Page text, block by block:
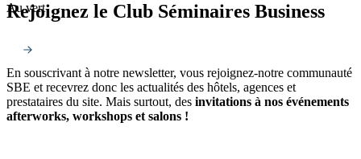
Au vert
Rejoignez le Club Séminaires Business
En souscrivant à notre newsletter, vous rejoignez-notre communauté
SBE et recevrez donc les actualités des hôtels, agences et
prestataires du site. Mais surtout, des invitations à nos événements
afterworks, workshops et salons !